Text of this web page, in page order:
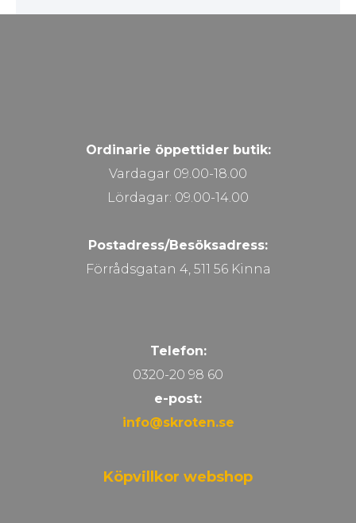
Ordinarie öppettider butik:
Vardagar 09.00-18.00
Lördagar: 09.00-14.00
Postadress/Besöksadress:
Förrådsgatan 4, 511 56 Kinna
Telefon:
0320-20 98 60
e-post:
info@skroten.se
Köpvillkor webshop